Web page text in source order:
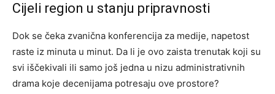
Cijeli region u stanju pripravnosti
Dok se čeka zvanična konferencija za medije, napetost
raste iz minuta u minut. Da li je ovo zaista trenutak koji su
svi iščekivali ili samo još jedna u nizu administrativnih
drama koje decenijama potresaju ove prostore?